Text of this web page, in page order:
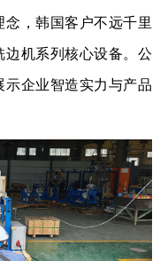
，韩国客户不远千里
边机系列核心设备。公
企业智造实力与产品